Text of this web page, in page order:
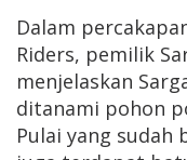
Dalam
Riders, pemilik
menjelaskan
ditanami pohon
Pulai yang